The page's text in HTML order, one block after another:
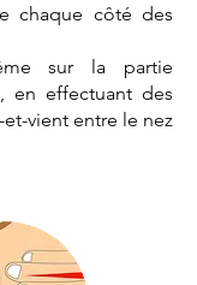
chaque côté des
sur la partie
en effectuant des
vient entre le nez